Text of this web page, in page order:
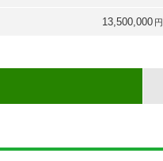
13,500,000 円